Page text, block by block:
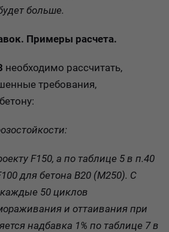
больше.
Примеры расчета.
необходимо рассчитать,
требования,
F150, а по таблице 5 в п.40
для бетона В20 (М250). С
каждые 50 циклов
и оттаивания при
надбавка 1% по таблице 7 в